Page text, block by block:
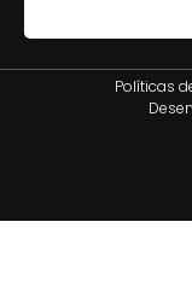
Políticas